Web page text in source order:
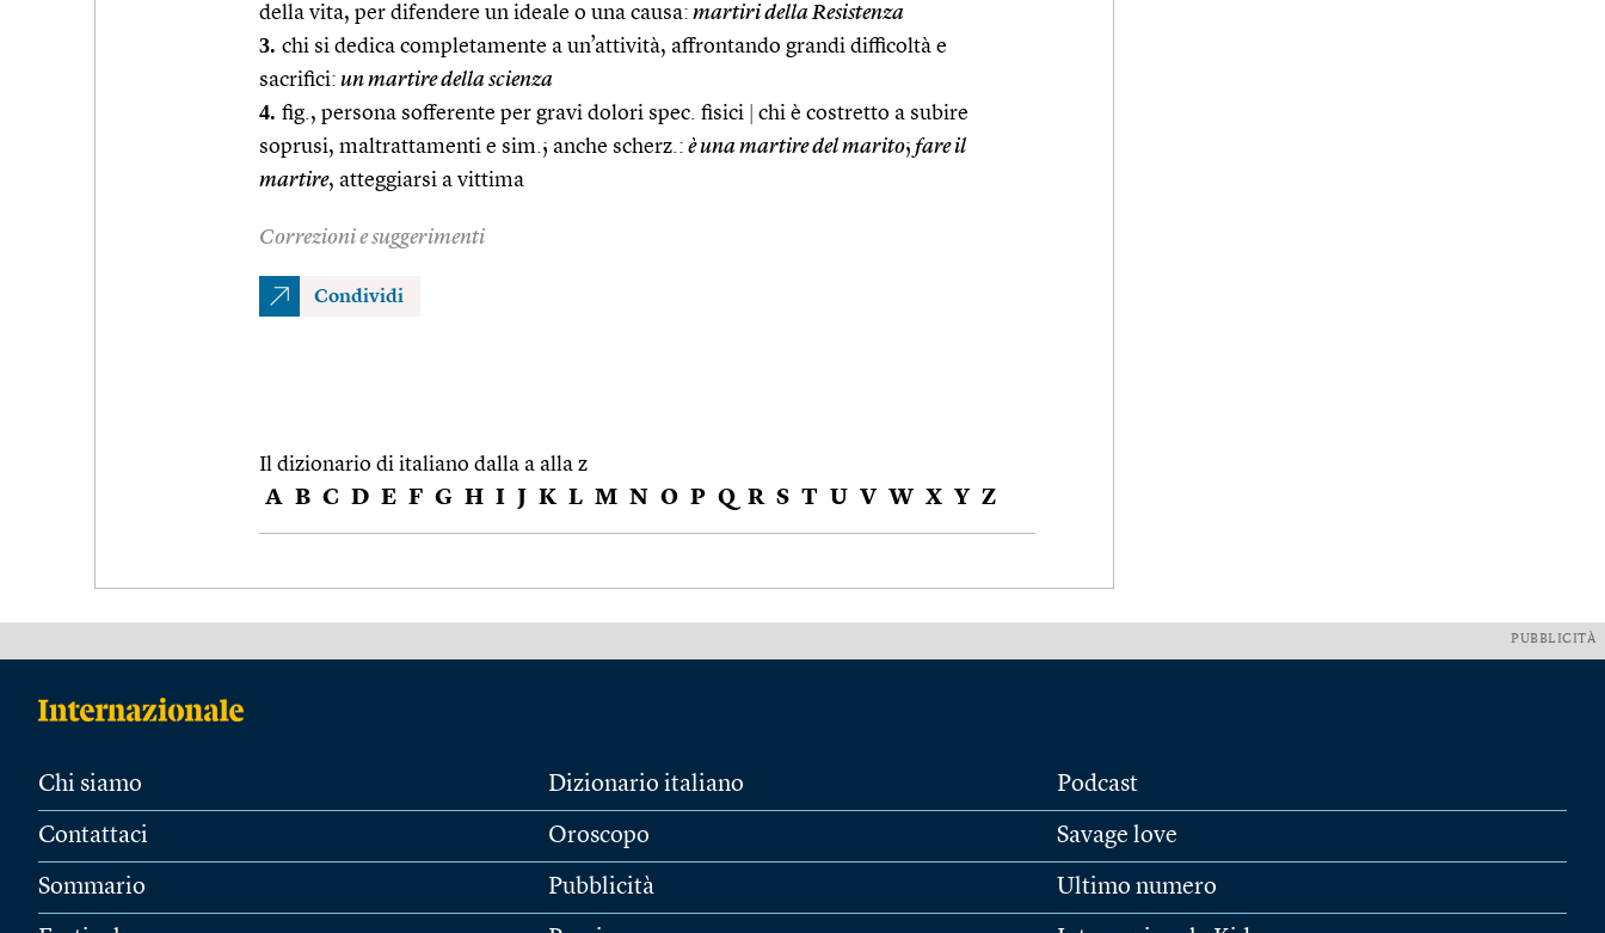
della vita, per difendere un ideale o una causa: martiri della Resistenza
3. chi si dedica completamente a un’attività, affrontando grandi difficoltà e
sacrifici: un martire della scienza
4. fig., persona sofferente per gravi dolori spec. fisici
chi è costretto a subire
soprusi, maltrattamenti e sim.; anche scherz.: è una martire del marito; fare il
martire, atteggiarsi a vittima
Correzioni e suggerimenti
Condividi
Il dizionario di italiano dalla a alla z
A B C D E F G H I J K L M N O P Q R S T U V W X Y Z
PUBBLICITÀ
Chi siamo
Contattaci
Sommario
Dizionario italiano
Oroscopo
Pubblicità
Podcast
Savage love
Ultimo numero